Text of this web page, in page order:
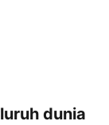
dunia